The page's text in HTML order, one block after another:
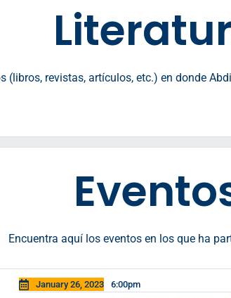
(libros, revistas, artículos, etc.) en donde
Encuentra aquí los eventos en los que ha
January 26, 2023 6:00pm